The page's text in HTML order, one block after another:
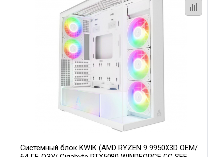
Системный блок KWIK (AMD RYZEN 9 9950X3D OEM/